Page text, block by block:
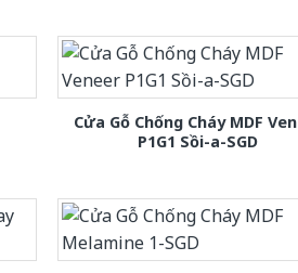
Cửa Gỗ Chống Cháy MDF
P1G1 Sồi-a-SGD